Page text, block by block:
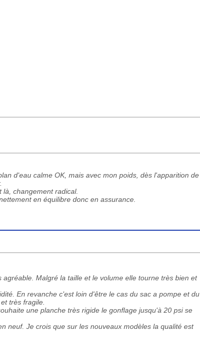
d'eau calme OK, mais avec mon poids, dès l'apparition de
changement radical.
en équilibre donc en assurance.
Malgré la taille et le volume elle tourne très bien et
En revanche c'est loin d'être le cas du sac a pompe et du
très fragile.
une planche très rigide le gonflage jusqu'à 20 psi se
neuf. Je crois que sur les nouveaux modèles la qualité est